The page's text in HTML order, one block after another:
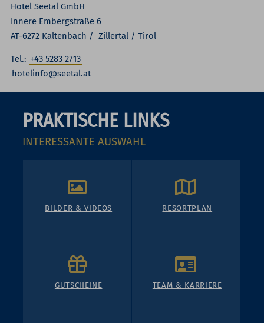
Hotel Seetal GmbH
Innere Embergstraße 6
AT-6272 Kaltenbach / Zillertal / Tirol
Tel.: +43 5283 2713
hotelinfo@seetal.at
PRAKTISCHE LINKS
INTERESSANTE AUSWAHL
BILDER & VIDEOS RESORTPLAN
GUTSCHEINE TEAM & KARRIERE